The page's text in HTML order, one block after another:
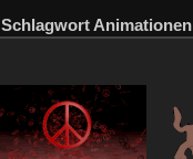
Schlagwort Animationen